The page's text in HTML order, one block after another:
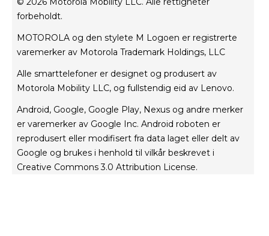
Rescue and Smart Assistant Tool
Vilkår for bruk
Nettside personvern
Innovasjon
Produktets personvern
forbeholdt.
MOTOROLA og den stylete M Logoen er registrerte
varemerker av Motorola Trademark Holdings, LLC
Alle smarttelefoner er designet og produsert av
Motorola Mobility LLC, og fullstendig eid av Lenovo.
Android, Google, Google Play, Nexus og andre merker
er varemerker av Google Inc. Android roboten er
reprodusert eller modifisert fra data laget eller delt av
Google og brukes i henhold til vilkår beskrevet i
Creative Commons 3.0 Attribution License.